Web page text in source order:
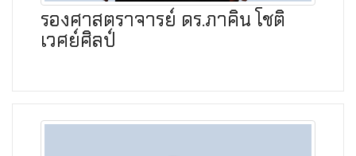
รองศาสตราจารย์ ดร.ภาคิน โชติ
เวศย์ศิลป์